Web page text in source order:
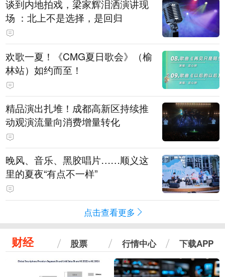
谈到内地拍戏，梁家辉泪洒演讲现
场 ：北上不是选择，是回归
欢歌一夏！《CMG夏日歌会》（榆
林站）如约而至！
精品演出扎堆！成都高新区持续推
动观演流量向消费增量转化
晚风、音乐、黑胶唱片……顺义这
里的夏夜“有点不一样”
点击查看更多
财经 股票 行情中心 下载APP